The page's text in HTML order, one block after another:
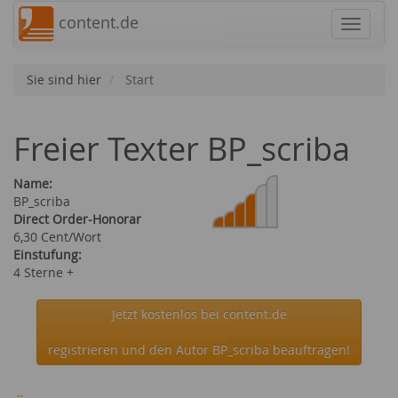
content.de
Sie sind hier Start
Freier Texter BP_scriba
Name:
BP_scriba
Direct Order-Honorar
6,30 Cent/Wort
Einstufung:
4 Sterne +
Jetzt kostenlos bei content.de
registrieren und den Autor BP_scriba beauftragen!